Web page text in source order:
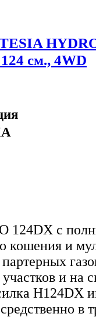
см., 4WD
124DX с
кошения и
и на
H124DX
в